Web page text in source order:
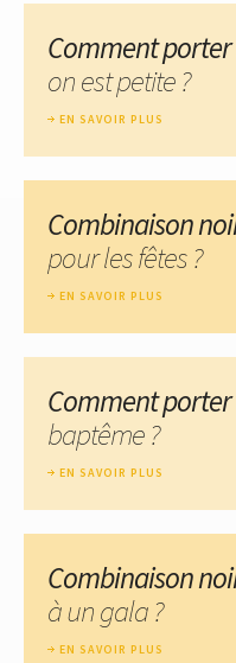
Comment
on est petite ?
EN SAVOIR PLUS
Combinaison
pour les fêtes ?
EN SAVOIR PLUS
Comment porter
baptême ?
EN SAVOIR PLUS
Combinaison
à un gala ?
EN SAVOIR PLUS